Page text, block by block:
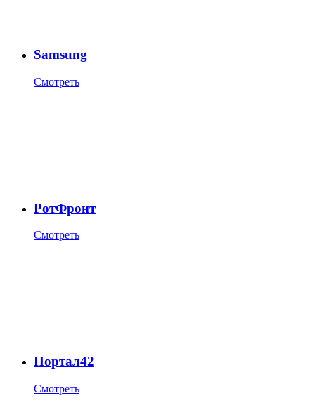
Samsung
Смотреть
РотФронт
Смотреть
Портал42
Смотреть